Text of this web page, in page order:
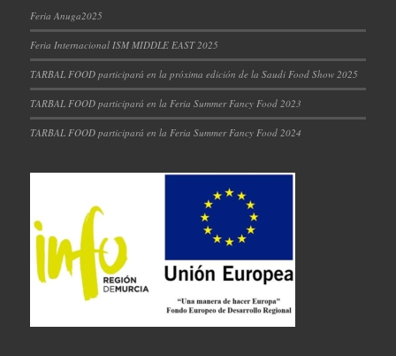
Feria Anuga2025
Feria Internacional ISM MIDDLE EAST 2025
TARBAL FOOD participará en la próxima edición de la Saudi Food Show 2025
TARBAL FOOD participará en la Feria Summer Fancy Food 2023
TARBAL FOOD participará en la Feria Summer Fancy Food 2024